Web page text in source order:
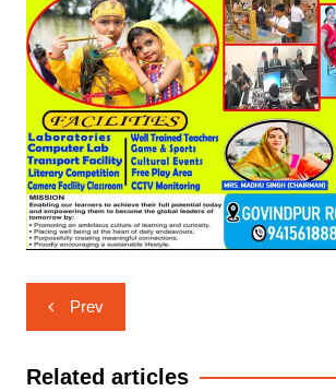
Post
navigation
Prev
Related articles